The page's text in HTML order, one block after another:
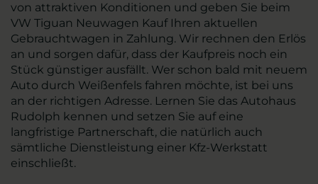
von attraktiven Konditionen und geben Sie beim
VW Tiguan Neuwagen Kauf Ihren aktuellen
Gebrauchtwagen in Zahlung. Wir rechnen den Erlös
an und sorgen dafür, dass der Kaufpreis noch ein
Stück günstiger ausfällt. Wer schon bald mit neuem
Auto durch Weißenfels fahren möchte, ist bei uns
an der richtigen Adresse. Lernen Sie das Autohaus
Rudolph kennen und setzen Sie auf eine
langfristige Partnerschaft, die natürlich auch
sämtliche Dienstleistung einer Kfz-Werkstatt
einschließt.